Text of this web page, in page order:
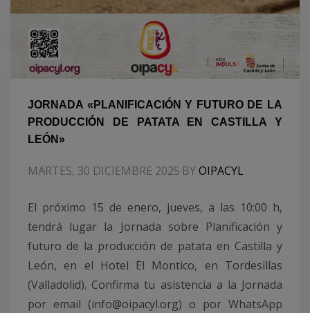
JORNADA «PLANIFICACIÓN Y FUTURO DE LA
PRODUCCIÓN DE PATATA EN CASTILLA Y
LEÓN»
MARTES, 30 DICIEMBRE 2025 BYOIPACYL
El próximo 15 de enero, jueves, a las 10:00 h,
tendrá lugar la Jornada sobre Planificación y
futuro de la producción de patata en Castilla y
León, en el Hotel El Montico, en Tordesillas
(Valladolid). Confirma tu asistencia a la Jornada
por email (info@oipacyl.org) o por WhatsApp